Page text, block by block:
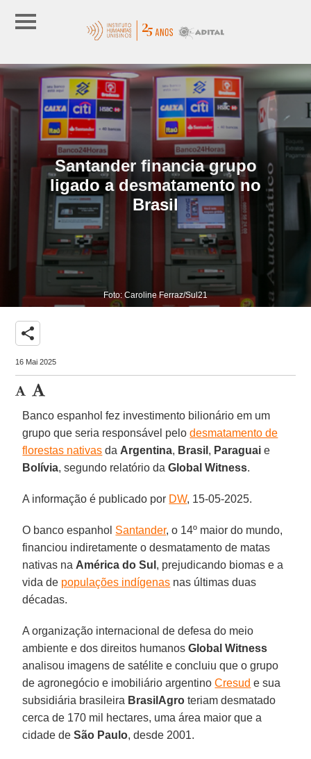
Santander financia grupo
ligado a desmatamento no
Brasil
Foto: Caroline Ferraz/Sul21
share
16 Mai 2025
Banco espanhol fez investimento bilionário em um
grupo que seria responsável pelodesmatamento de
florestas nativas da Argentina, Brasil , Paraguai e
Bolívia, segundo relatório daGlobal Witness.
A informação é publicado por DW, 15-05-2025.
O banco espanhol Santander, o 14º maior do mundo,
financiou indiretamente o desmatamento de matas
nativas na América do Sul , prejudicando biomas e a
vida de populações indígenas nas últimas duas
décadas.
A organização internacional de defesa do meio
ambiente e dos direitos humanosGlobal Witness
analisou imagens de satélite e concluiu que o grupo
de agronegócio e imobiliário argentinoCresud e sua
subsidiária brasileira BrasilAgro teriam desmatado
cerca de 170 mil hectares, uma área maior que a
cidade deSão Paulo, desde 2001.